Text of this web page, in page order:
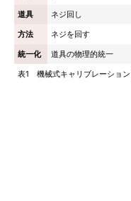
道具
ネジ回し
方法
ネジを回す
統一化
道具の物理的統一
表1 機械式キャリブレーショ